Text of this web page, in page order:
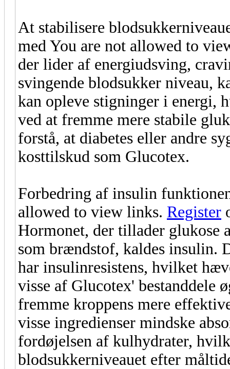
At stabilisere
med You are not allowed to
der lider af energiudsving,
svingende blodsukker niveau,
kan opleve stigninger i energi,
ved at fremme mere stabile
forstå, at diabetes eller andre
kosttilskud som Glucotex.
Forbedring af insulin
allowed to view links. Register
Hormonet, der tillader glukose
som brændstof, kaldes insulin.
har insulinresistens, hvilket
visse af Glucotex' bestanddele
fremme kroppens mere
visse ingredienser mindske
fordøjelsen af kulhydrater,
blodsukkerniveauet efter